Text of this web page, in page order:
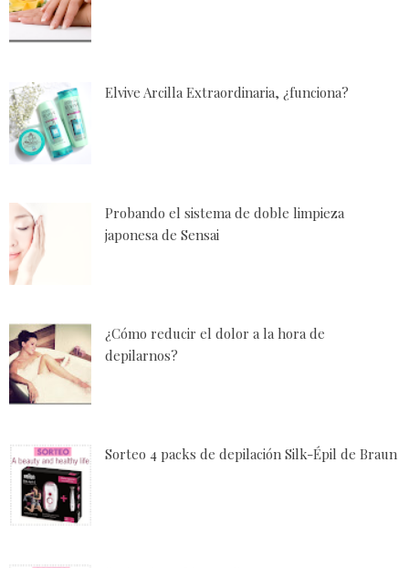
Elvive Arcilla Extraordinaria, ¿funciona?
Probando el sistema de doble limpieza
japonesa de Sensai
¿Cómo reducir el dolor a la hora de
depilarnos?
Sorteo 4 packs de depilación Silk-Épil de Braun